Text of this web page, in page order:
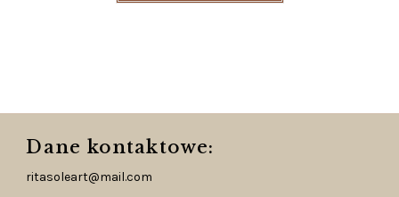
Dane kontaktowe:
ritasoleart@mail.com